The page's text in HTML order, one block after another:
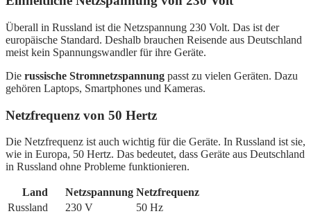
Überall in Russland ist die Netzspannung 230 Volt. Das ist der
europäische Standard. Deshalb brauchen Reisende aus Deutschland
meist kein Spannungswandler für ihre Geräte.
Die russische Stromnetzspannung passt zu vielen Geräten. Dazu
gehören Laptops, Smartphones und Kameras.
Netzfrequenz von 50 Hertz
Die Netzfrequenz ist auch wichtig für die Geräte. In Russland ist sie,
wie in Europa, 50 Hertz. Das bedeutet, dass Geräte aus Deutschland
in Russland ohne Probleme funktionieren.
Land Netzspannung Netzfrequenz
Russland
230 V
50 Hz